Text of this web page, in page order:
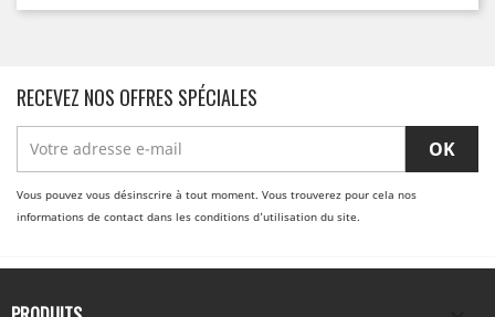
RECEVEZ NOS OFFRES SPÉCIALES
Vous pouvez vous désinscrire à tout moment. Vous trouverez pour cela nos
informations de contact dans les conditions d'utilisation du site.